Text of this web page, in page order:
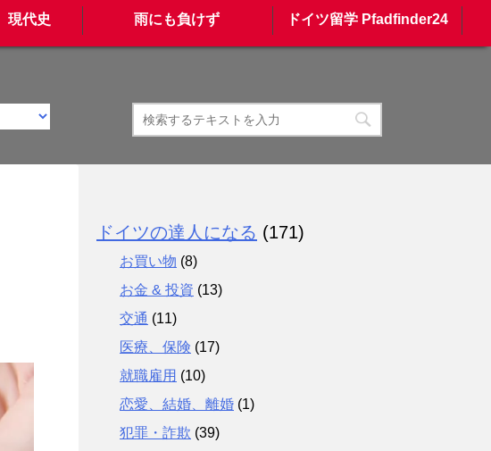
現代史 雨にも負けず ドイツ留学 Pfadfinder24
ドイツの達人になる (171)
お買い物 (8)
お金 & 投資 (13)
交通 (11)
医療、保険 (17)
就職雇用 (10)
恋愛、結婚、離婚 (1)
犯罪・詐欺 (39)